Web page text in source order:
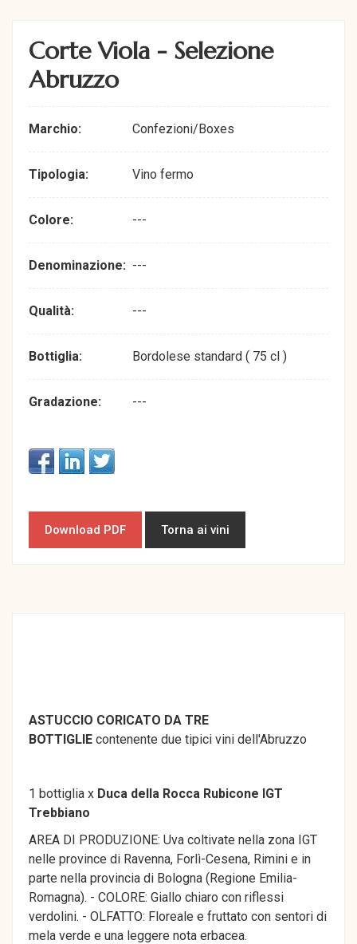
Corte Viola - Selezione
Abruzzo
Marchio: Confezioni/Boxes
Tipologia: Vino fermo
Colore: ---
Denominazione: ---
Qualità: ---
Bottiglia: Bordolese standard ( 75 cl )
Gradazione: ---
Download PDF Torna ai vini
ASTUCCIO CORICATO DA TRE
BOTTIGLIE contenente due tipici vini dell'Abruzzo
1 bottiglia x Duca della Rocca Rubicone IGT
Trebbiano
AREA DI PRODUZIONE: Uva coltivate nella zona IGT
nelle province di Ravenna, Forlì-Cesena, Rimini e in
parte nella provincia di Bologna (Regione Emilia-
Romagna). - COLORE: Giallo chiaro con riflessi
verdolini. - OLFATTO: Floreale e fruttato con sentori di
mela verde e una leggere nota erbacea.